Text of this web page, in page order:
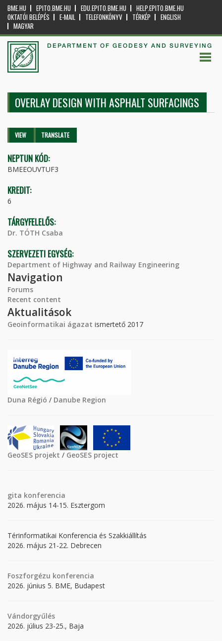
BME.HU EPITO.BME.HU EDU.EPITO.BME.HU
HELP.EPITO.BME.HU
OKTATÓI BELÉPÉS
E-MAIL TELEFONKÖNYV TÉRKÉP
ENGLISH
MAGYAR
DEPARTMENT OF GEODESY AND SURVEYING
OVERLAY DESIGN WITH ASPHALT SURFACINGS
Primary tabs
VIEW (ACTIVETRANSLATE
NEPTUN KÓD:
BMEEOUVTUF3
KREDIT:
6
TÁRGYFELELŐS:
Dr. TÓTH Csaba
SZERVEZETI EGYSÉG:
Department of Highway and Railway Engineering
Navigation
Forums
Recent content
Aktualitások
Geoinformatikai ágazat ismertető 2017
Duna Régió / Danube Region
GeoSES projekt / GeoSES project
gita konferencia
2026. május 14-15. Esztergom
Térinformatikai Konferencia és Szakkiállítás
2026. május 21-22. Debrecen
Foszforgézu konferencia
2026. június 5. BME, Budapest
Vándorgyűlés
2026. július 23-25., Baja